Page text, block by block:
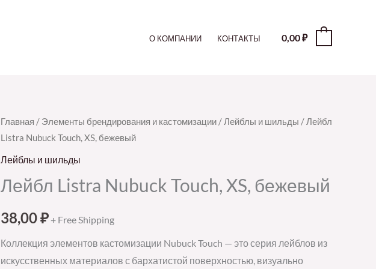
О КОМПАНИИ КОНТАКТЫ 0,00₽
Главная / Элементы брендирования и кастомизации / Лейблы и шильды / Лейбл
Listra Nubuck Touch, XS, бежевый
Лейблы и шильды
Лейбл Listra Nubuck Touch, XS, бежевый
38,00₽ + Free Shipping
Коллекция элементов кастомизации Nubuck Touch — это серия лейблов из
искусственных материалов с бархатистой поверхностью, визуально
Количество
товара
Лейбл
Nubuck
XS,
бежевый